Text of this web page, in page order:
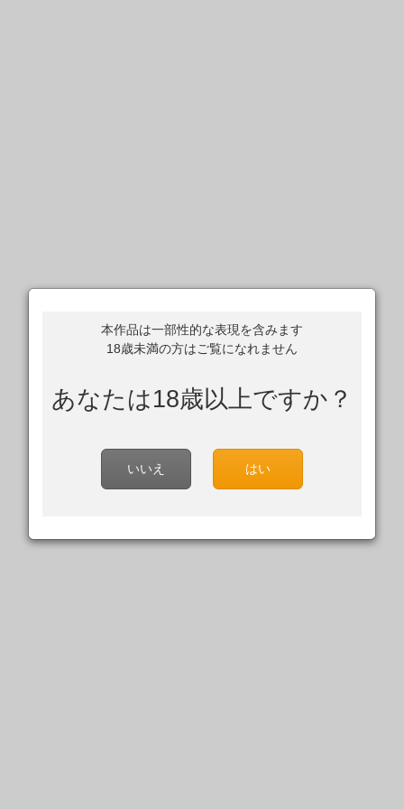
本作品は一部性的な表現を含みます
18歳未満の方はご覧になれません
あなたは18歳以上ですか？
いいえ はい